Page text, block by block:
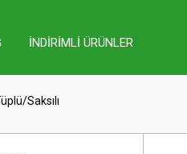
İNDİRİMLİ ÜRÜNLER
Saksılı